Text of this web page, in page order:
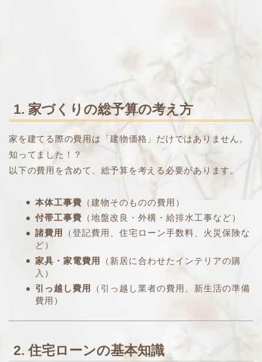
1. 家づくりの総予算の考え方
家を建てる際の費用は「建物価格」だけではありません。
知ってました！？
以下の費用を含めて、総予算を考える必要があります。
本体工事費 （建物そのものの費用）
付帯工事費 （地盤改良・外構・給排水工事など）
諸費用
（登記費用、住宅ローン手数料、火災保険な
ど）
家具・家電費用
（新居に合わせたインテリアの購
入）
引っ越し費用
（引っ越し業者の費用、新生活の準備
費用）
2. 住宅ローンの基本知識